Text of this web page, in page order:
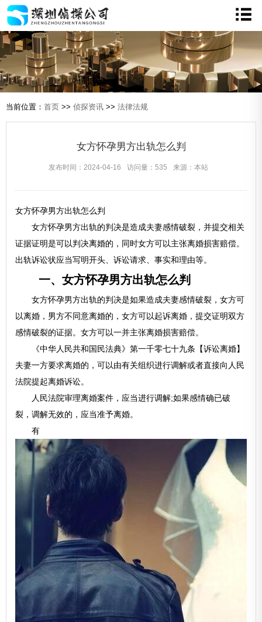
当前位置： 首页 >> 侦探资讯 >> 法律法规
女方怀孕男方出轨怎么判
发布时间：2024-04-16 访问量：535 来源：本站
女方怀孕男方出轨怎么判
女方怀孕男方出轨的判决是造成夫妻感情破裂，并提交相关
证据证明是可以判决离婚的，同时女方可以主张离婚损害赔偿。
出轨诉讼状应当写明开头、诉讼请求、事实和理由等。
一、女方怀孕男方出轨怎么判
女方怀孕男方出轨的判决是如果造成夫妻感情破裂，女方可
以离婚，男方不同意离婚的，女方可以起诉离婚，提交证明双方
感情破裂的证据。女方可以一并主张离婚损害赔偿。
《中华人民共和国民法典》第一千零七十九条【诉讼离婚】
夫妻一方要求离婚的，可以由有关组织进行调解或者直接向人民
法院提起离婚诉讼。
人民法院审理离婚案件，应当进行调解;如果感情确已破
裂，调解无效的，应当准予离婚。
有